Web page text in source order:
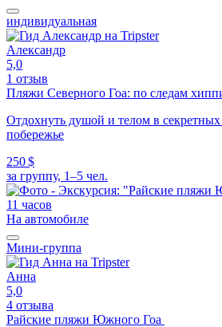
индивидуальная
Александр
5,0
1 отзыв
Пляжи Северного Гоа: по следам
Отдохнуть душой и телом в секретных
побережье
250 $
за группу, 1–5 чел.
11 часов
На автомобиле
Мини-группа
Анна
5,0
4 отзыва
Райские пляжи Южного Гоа